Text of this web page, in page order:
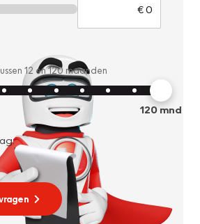
12 en120 maanden
120mnd